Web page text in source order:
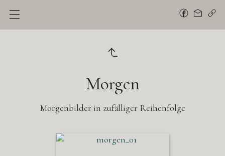
Morgen
Morgenbilder in zufälliger Reihenfolge